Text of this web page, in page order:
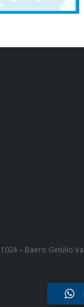
– Bairro Getúlio